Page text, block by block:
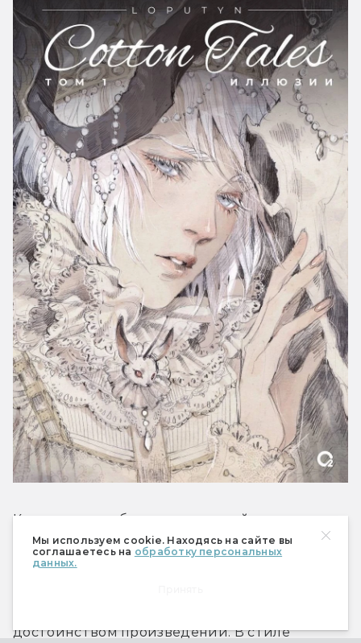
Мы используем cookie. Находясь на сайте вы
соглашаетесь на обработку персональных
данных.
Комиксы и артбуки итальянской художницы
Джессики Чоффри, работающей под
псевдонимом Loputyn, — тот случай, когда
достоинством произведений. В стиле